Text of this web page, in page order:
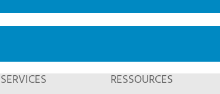
SERVICES RESSOURCES